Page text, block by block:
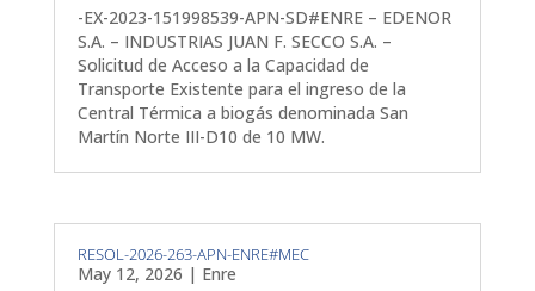
-EX-2023-151998539-APN-SD#ENRE – EDENOR
S.A. – INDUSTRIAS JUAN F. SECCO S.A. –
Solicitud de Acceso a la Capacidad de
Transporte Existente para el ingreso de la
Central Térmica a biogás denominada San
Martín Norte III-D10 de 10 MW.
RESOL-2026-263-APN-ENRE#MEC
May 12, 2026 | Enre